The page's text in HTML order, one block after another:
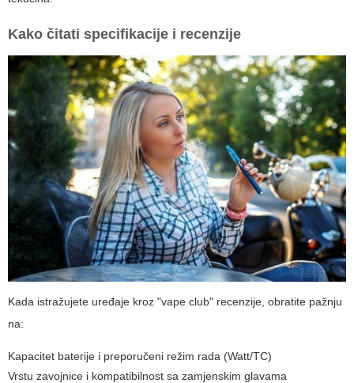
Kako čitati specifikacije i recenzije
Kada istražujete uređaje kroz "vape club" recenzije, obratite pažnju
na:
Kapacitet baterije i preporučeni režim rada (Watt/TC)
Vrstu zavojnice i kompatibilnost sa zamjenskim glavama